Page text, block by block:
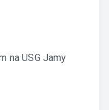
naUSG Jamy